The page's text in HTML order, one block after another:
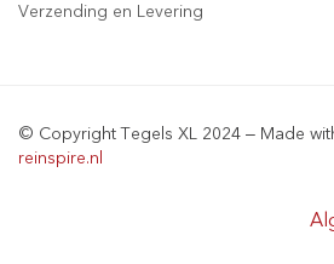
Keramiek
Natuursteen
Verzending en Levering
© Copyright Tegels XL 2024 – Made
reinspire.nl